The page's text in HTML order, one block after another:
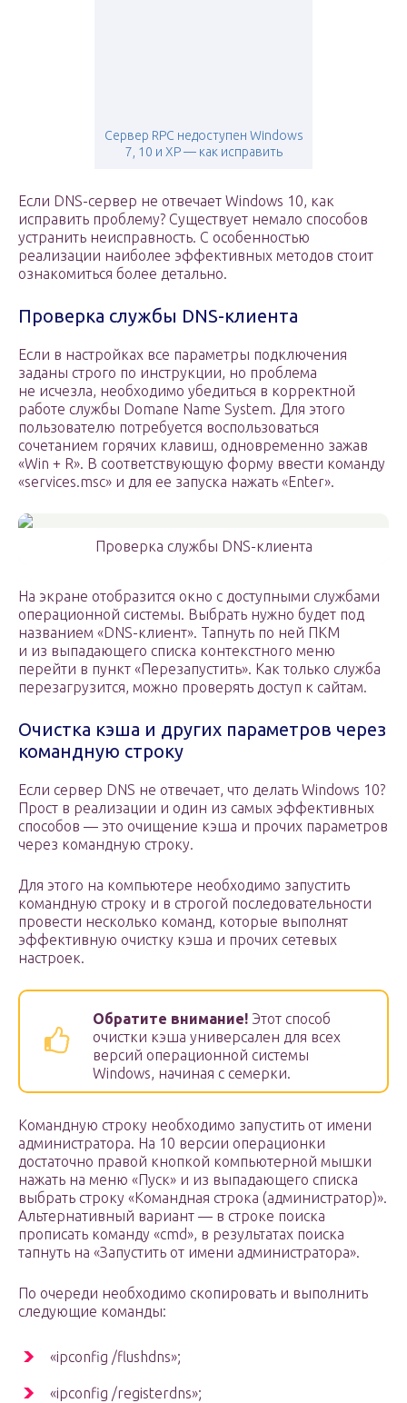
Сервер RPC недоступен Windows
7, 10 и XP — как исправить
Если DNS-сервер не отвечает Windows 10, как
исправить проблему? Существует немало способов
устранить неисправность. С особенностью
реализации наиболее эффективных методов стоит
ознакомиться более детально.
Проверка службы DNS-клиента
Если в настройках все параметры подключения
заданы строго по инструкции, но проблема
не исчезла, необходимо убедиться в корректной
работе службы Domane Name System. Для этого
пользователю потребуется воспользоваться
сочетанием горячих клавиш, одновременно зажав
«Win + R». В соответствующую форму ввести команду
«services.msc» и для ее запуска нажать «Enter».
Проверка службы DNS-клиента
На экране отобразится окно с доступными службами
операционной системы. Выбрать нужно будет под
названием «DNS-клиент». Тапнуть по ней ПКМ
и из выпадающего списка контекстного меню
перейти в пункт «Перезапустить». Как только служба
перезагрузится, можно проверять доступ к сайтам.
Очистка кэша и других параметров через
командную строку
Если сервер DNS не отвечает, что делать Windows 10?
Прост в реализации и один из самых эффективных
способов — это очищение кэша и прочих параметров
через командную строку.
Для этого на компьютере необходимо запустить
командную строку и в строгой последовательности
провести несколько команд, которые выполнят
эффективную очистку кэша и прочих сетевых
настроек.
Обратите внимание! Этот способ
очистки кэша универсален для всех
версий операционной системы
Windows, начиная с семерки.
Командную строку необходимо запустить от имени
администратора. На 10 версии операционки
достаточно правой кнопкой компьютерной мышки
нажать на меню «Пуск» и из выпадающего списка
выбрать строку «Командная строка (администратор)».
Альтернативный вариант — в строке поиска
прописать команду «cmd», в результатах поиска
тапнуть на «Запустить от имени администратора».
По очереди необходимо скопировать и выполнить
следующие команды:
«ipconfig /flushdns»;
«ipconfig /registerdns»;